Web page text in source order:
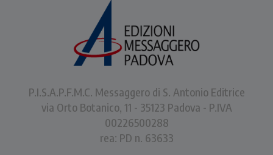
P.I.S.A.P.F.M.C. Messaggero di S. Antonio Editrice
via Orto Botanico, 11 - 35123 Padova - P.IVA
00226500288
rea: PD n. 63633